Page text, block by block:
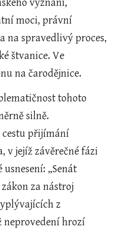
vyznání,
moci, právní
na spravedlivý proces,
štvanice. Ve
na čarodějnice.
tohoto
silně.
cestu přijímání
v jejíž závěrečné fázi
„Senát
za nástroj
z
neprovedení hrozí